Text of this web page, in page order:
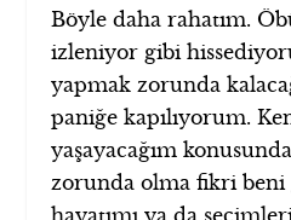
Böyle daha rahatım.
izleniyor gibi
yapmak zorunda
paniğe kapılıyorum.
yaşayacağım
zorunda olma fikri beni
hayatımı ya da